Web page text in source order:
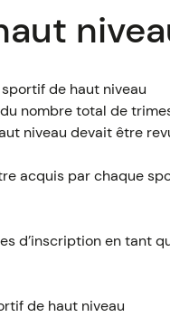
de haut niveau
nombre total de
niveau devait être
acquis par chaque
d’inscription en tant
de haut niveau